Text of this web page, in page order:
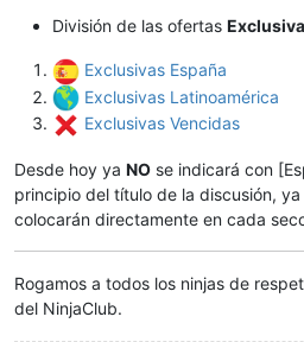
División de las ofertas
Exclusivas España
Exclusivas Latinoamérica
Exclusivas Vencidas
Desde hoy ya NO se indicará con
principio del título de la discusión,
colocarán directamente en cada
Rogamos a todos los ninjas de
del NinjaClub.